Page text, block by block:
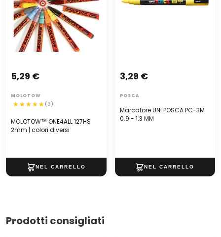
MOLOTOW™ ONE4ALL 127HS
2mm | colori diversi
5,29 €
MOLOTOW
(3)
Marcatore UNI POSCA PC-3M
0.9 - 1.3 MM
3,29 €
POSCA
Prodotti consigliati